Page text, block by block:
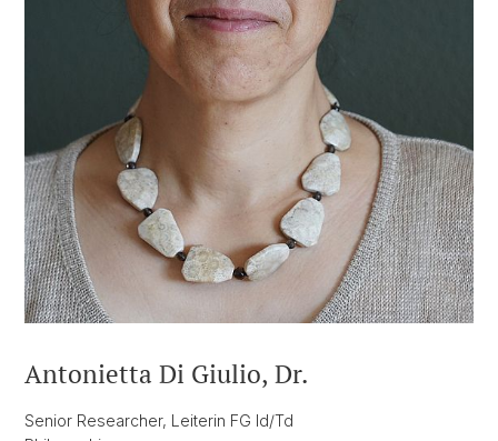
Antonietta Di Giulio, Dr.
Senior Researcher, Leiterin FG Id/Td